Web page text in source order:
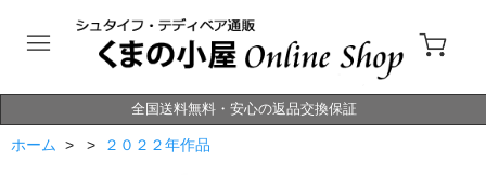
全国送料無料・安心の返品交換保証
ホーム > > ２０２２年作品